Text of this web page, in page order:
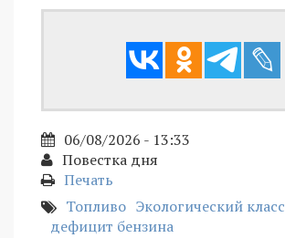
06/08/2026 - 13:33
Повестка дня
Печать
Топливо Экологический класс
дефицит бензина